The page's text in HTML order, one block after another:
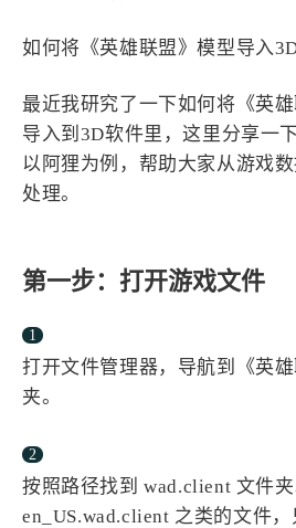
如何将《英雄联盟》模型导入
最近我研究了一下如何将《英
导入到3D软件里，这里分享一
以阿狸为例，帮助大家从游戏
处理。
第一步：打开游戏文件
打开文件管理器，导航到《英
夹。
按照路径找到 wad.client 文件
en_US.wad.client 之类的文件